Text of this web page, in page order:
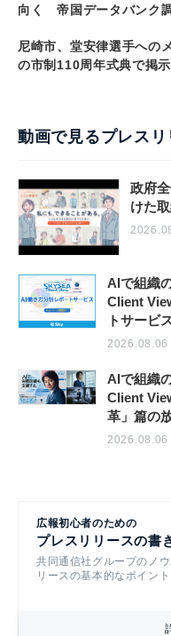
向く 帝国データバンク
尼崎市、堂安律選手への
の市制110周年式典で掲示
動画で見るプレスリ
政府
けた
AIで組織
Client
トサービ
2026.08.06
AIで組織
Client
革」篇の
2026.08.06
広報初心者のための
プレスリリースの書
共同通信社グループのノ
リースの基本的なポイント